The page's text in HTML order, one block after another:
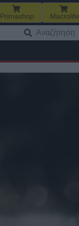
Primashop Macrolife